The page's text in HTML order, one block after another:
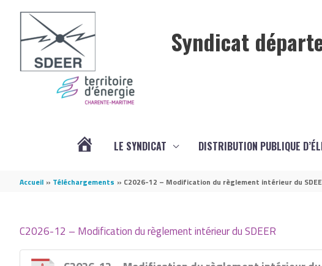
Syndicat
LE SYNDICAT DISTRIBUTION PUBLIQUE
Accueil Téléchargements C2026-12 – Modification du règlement intérieur du
C2026-12 – Modification du règlement intérieur du SDEER